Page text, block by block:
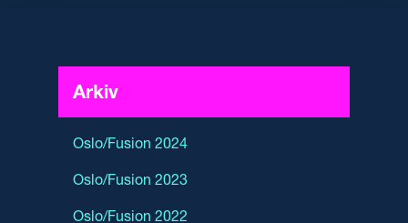
Arkiv
Oslo/Fusion 2024
Oslo/Fusion 2023
Oslo/Fusion 2022